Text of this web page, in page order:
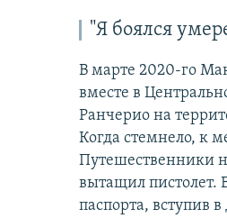
"Я боялся
В марте 2020-го
вместе в
Ранчерио на
Когда стемнело, к
Путешественники
вытащил пистолет.
паспорта, вступив